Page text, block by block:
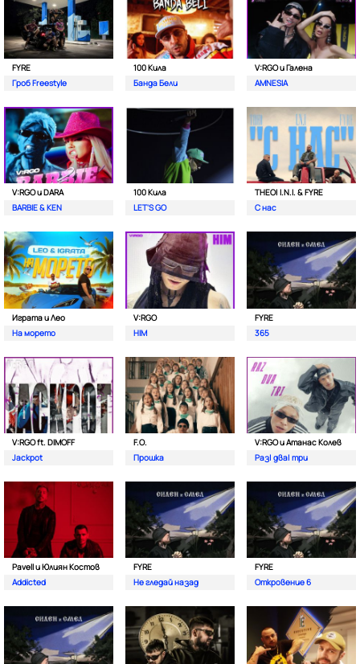
FYRE
Гроб Freestyle
100 Кила
Банда Бели
V:RGO и Галена
AMNESIA
V:RGO и DARA
BARBIE & KEN
100 Кила
LET'S GO
THEO| I.N.I. & FYRE
С нас
Играта и Лео
На морето
V:RGO
HIM
FYRE
365
V:RGO ft. DIMOFF
Jackpot
F.O.
Прошка
V:RGO и Атанас Колев
Раз| два| три
Pavell и Юлиян Костов
Addicted
FYRE
Не гледай назад
FYRE
Откровение 6